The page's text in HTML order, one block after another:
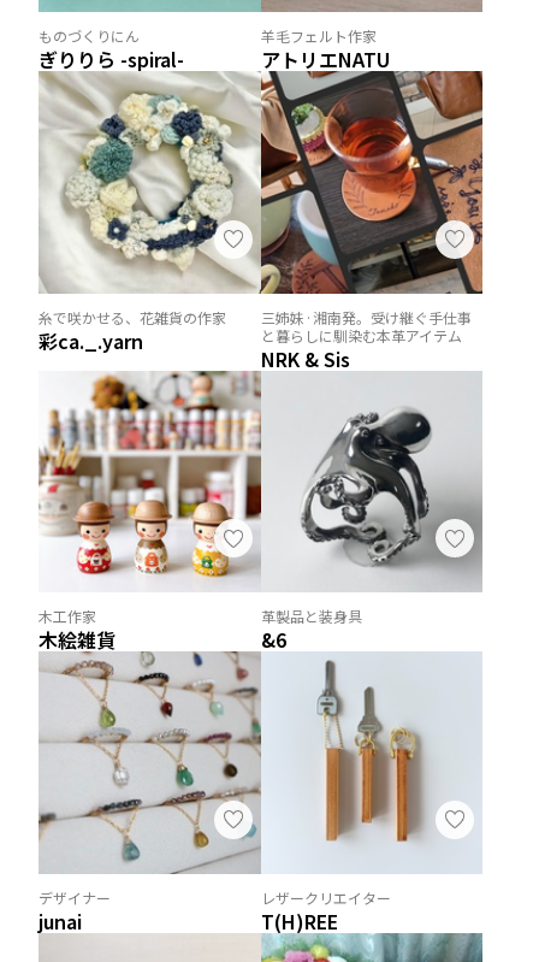
ものづくりにん
ぎりりら -spiral-
羊毛フェルト作家
アトリエNATU
糸で咲かせる、花雑貨の作家
彩ca._.yarn
三姉妹·湘南発。受け継ぐ手仕事
と暮らしに馴染む本革アイテム
NRK & Sis
木工作家
木絵雑貨
革製品と装身具
&6
デザイナー
junai
レザークリエイター
T(H)REE